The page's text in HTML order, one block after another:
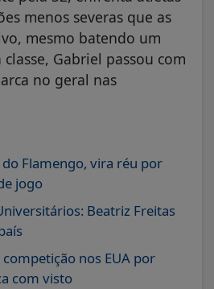
menos severas que as
mesmo batendo um
Gabriel passou com
no geral nas
Flamengo, vira réu por
jogo
Beatriz Freitas
nos EUA por
com visto